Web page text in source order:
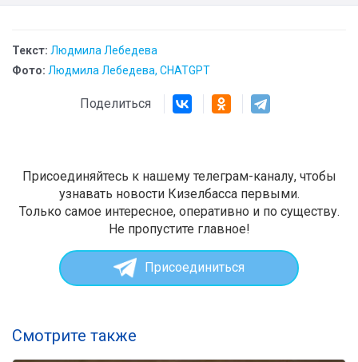
Текст: Людмила Лебедева
Фото: Людмила Лебедева, CHATGPT
Поделиться
Присоединяйтесь к нашему телеграм-каналу, чтобы
узнавать новости Кизелбасса первыми.
Только самое интересное, оперативно и по существу.
Не пропустите главное!
Присоединиться
Смотрите также